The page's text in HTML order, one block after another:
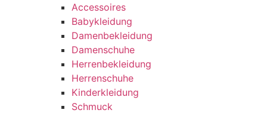
Accessoires
Babykleidung
Damenbekleidung
Damenschuhe
Herrenbekleidung
Herrenschuhe
Kinderkleidung
Schmuck